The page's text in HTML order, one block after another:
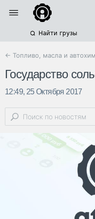
Найти грузы
← Топливо, масла и
Государство
12:49, 25 Октября 2017